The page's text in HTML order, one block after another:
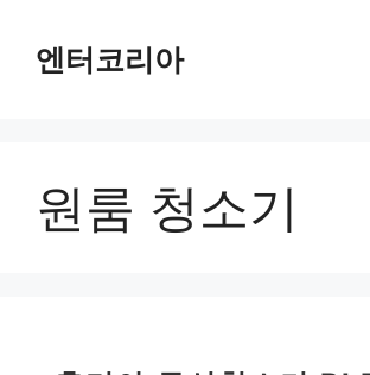
엔터코리아
원룸 청소기